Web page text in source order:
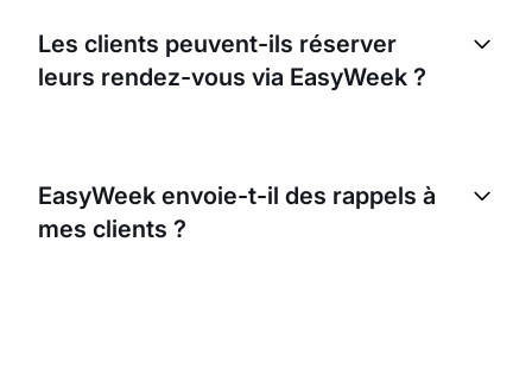
services spécifiques pour chaque praticien.
Les clients peuvent-ils réserver
leurs rendez-vous via EasyWeek ?
choisir le service, le praticien et l’horaire qui leur
convient.
EasyWeek envoie-t-il des rappels à
mes clients ?